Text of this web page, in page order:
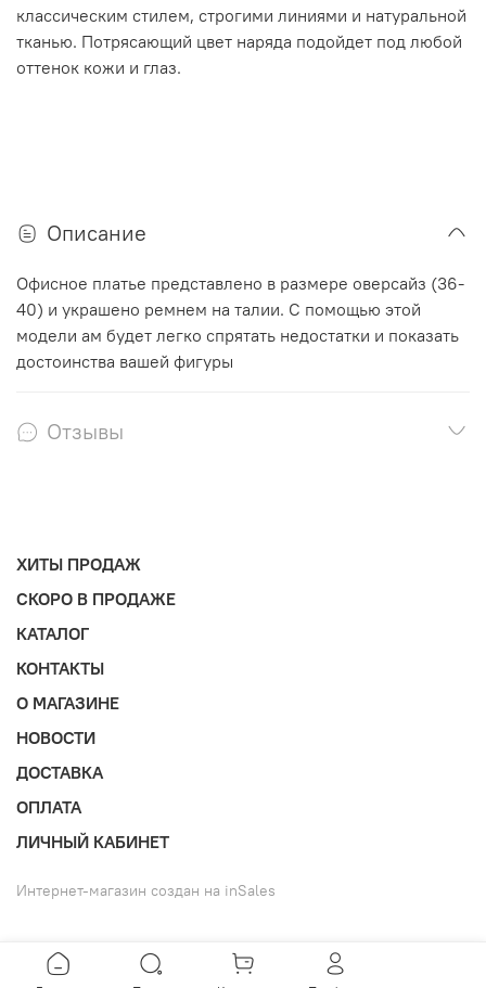
классическим стилем, строгими линиями и натуральной
тканью. Потрясающий цвет наряда подойдет под любой
оттенок кожи и глаз.
Описание
Офисное платье представлено в размере оверсайз (36-
40) и украшено ремнем на талии. С помощью этой
модели ам будет легко спрятать недостатки и показать
достоинства вашей фигуры
Отзывы
ХИТЫ ПРОДАЖ
СКОРО В ПРОДАЖЕ
КАТАЛОГ
КОНТАКТЫ
О МАГАЗИНЕ
НОВОСТИ
ДОСТАВКА
ОПЛАТА
ЛИЧНЫЙ КАБИНЕТ
Интернет-магазин создан на inSales